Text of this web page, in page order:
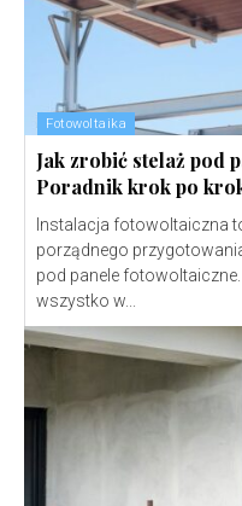
Fotowoltaika
Jak zrobić stelaż pod
Poradnik krok po
Instalacja fotowoltaiczna
porządnego
pod panele
wszystko w...